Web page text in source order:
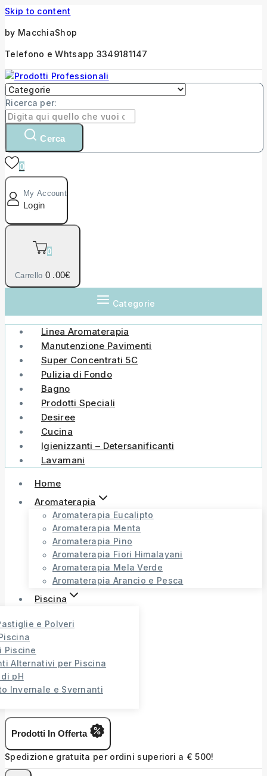
Skip to content
by MacchiaShop
Telefono e Whtsapp 3349181147
Ricerca per:
Cerca
0
My Account
Login
0
Carrello 0 .00€
Categorie
Linea Aromaterapia
Manutenzione Pavimenti
Super Concentrati 5C
Pulizia di Fondo
Bagno
Prodotti Speciali
Desiree
Cucina
Igienizzanti – Detersanificanti
Lavamani
Home
Aromaterapia
Aromaterapia Eucalipto
Aromaterapia Menta
Aromaterapia Pino
Aromaterapia Fiori Himalayani
Aromaterapia Mela Verde
Aromaterapia Arancio e Pesca
Piscina
e Polveri
Piscine
Alternativi per Piscina
pH
Invernale e Svernanti
Prodotti In Offerta
Spedizione gratuita per ordini superiori a € 500!